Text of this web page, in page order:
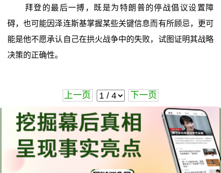
拜登的最后一搏，既是为特朗普的停战倡议设置障
碍，也可能因泽连斯基掌握某些关键信息而有所顾忌，更可
能是他不愿承认自己在拱火战争中的失败，试图证明其战略
决策的正确性。
上一页 下一页